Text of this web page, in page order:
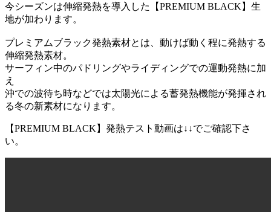
今シーズンは伸縮発熱を導入した【PREMIUM BLACK】生
地が加わります。
プレミアムブラック発熱素材とは、動けば動く程に発熱する
伸縮発熱素材。
サーフィン中のパドリングやライディングでの運動発熱に加
え
沖での波待ち時などでは太陽光による蓄発熱機能が発揮され
る冬の新素材になります。
【PREMIUM BLACK】発熱テスト動画は↓↓でご確認下さ
い。